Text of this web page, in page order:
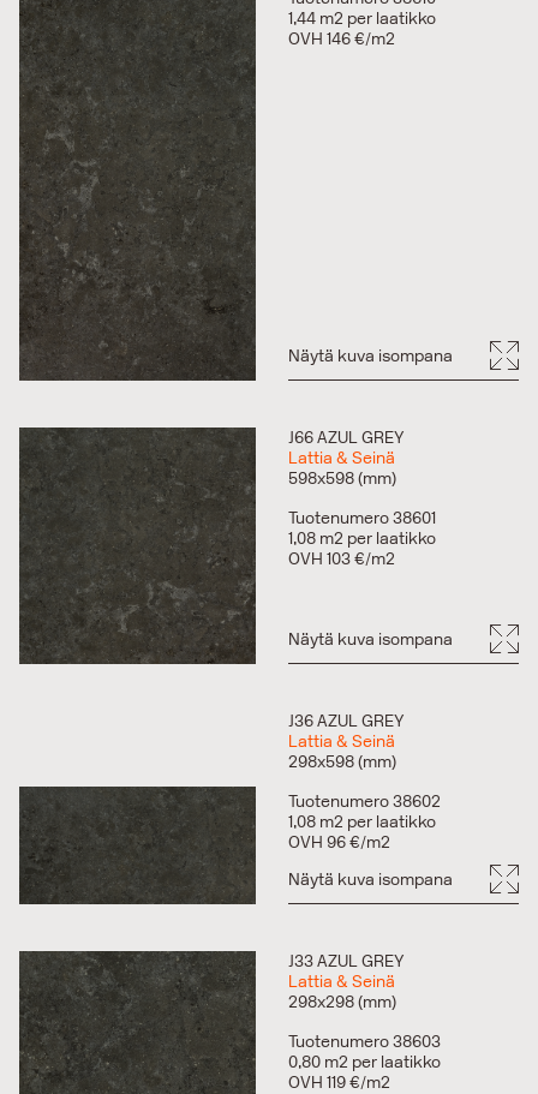
1,44 m2 per laatikko
OVH 146 €/m2
Näytä kuva isompana
J66 AZUL GREY
Lattia & Seinä
598x598 (mm)
Tuotenumero 38601
1,08 m2 per laatikko
OVH 103 €/m2
Näytä kuva isompana
J36 AZUL GREY
Lattia & Seinä
298x598 (mm)
Tuotenumero 38602
1,08 m2 per laatikko
OVH 96 €/m2
Näytä kuva isompana
J33 AZUL GREY
Lattia & Seinä
298x298 (mm)
Tuotenumero 38603
0,80 m2 per laatikko
OVH 119 €/m2